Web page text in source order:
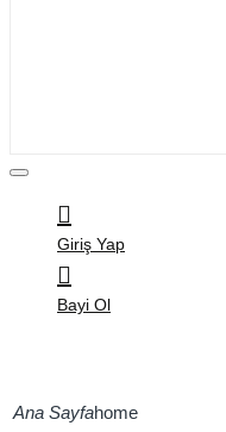
Giriş Yap
Bayi Ol
home